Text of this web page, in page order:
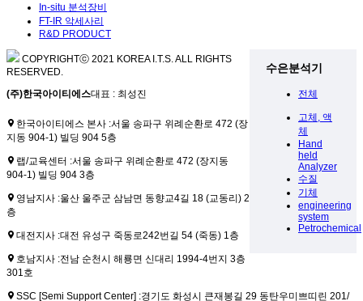
In-situ 분석장비
FT-IR 악세사리
R&D PRODUCT
수은분석기
전체
고체, 액
체
Hand
held
Analyzer
수질
기체
engineering
system
Petrochemical
COPYRIGHTⓒ 2021 KOREA I.T.S. ALL RIGHTS
RESERVED.
(주)한국아이티에스대표 : 최성진
한국아이티에스 본사 :서울 송파구 위례순환로 472 (장
지동 904-1) 빌딩 904 5층
랩/교육센터 :서울 송파구 위례순환로 472 (장지동
904-1) 빌딩 904 3층
영남지사 :울산 울주군 삼남면 동향교4길 18 (교동리) 2
층
대전지사 :대전 유성구 죽동로242번길 54 (죽동) 1층
호남지사 :전남 순천시 해룡면 신대리 1994-4번지 3층
301호
SSC [Semi Support Center] :경기도 화성시 큰재봉길 29 동탄우미쁘띠린 201/